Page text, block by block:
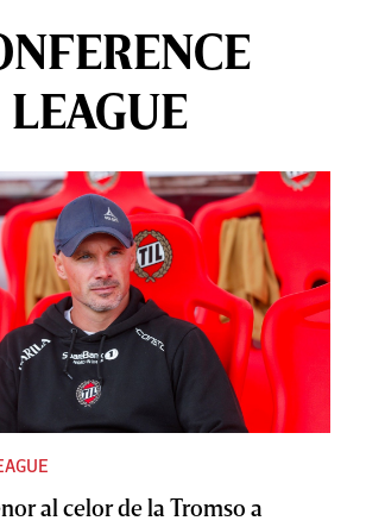
LEAGUE
al celor de la Tromso a